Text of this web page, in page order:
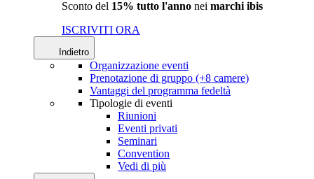
Sconto del 15% tutto l'anno nei marchi ibis
ISCRIVITI ORA
Indietro
Organizzazione eventi
Prenotazione di gruppo (+8 camere)
Vantaggi del programma fedeltà
Tipologie di eventi
Riunioni
Eventi privati
Seminari
Convention
Vedi di più